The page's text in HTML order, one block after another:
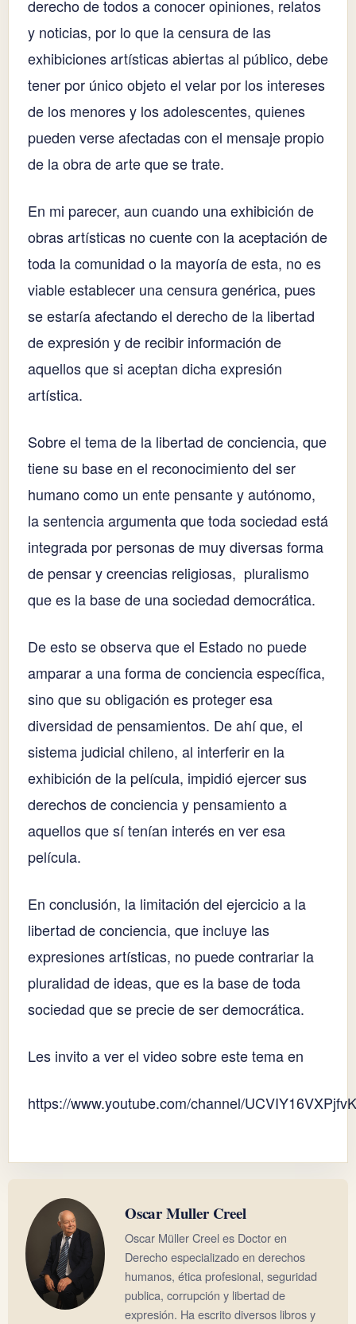
derecho de todos a conocer opiniones, relatos
y noticias, por lo que la censura de las
exhibiciones artísticas abiertas al público, debe
tener por único objeto el velar por los intereses
de los menores y los adolescentes, quienes
pueden verse afectadas con el mensaje propio
de la obra de arte que se trate.
En mi parecer, aun cuando una exhibición de
obras artísticas no cuente con la aceptación de
toda la comunidad o la mayoría de esta, no es
viable establecer una censura genérica, pues
se estaría afectando el derecho de la libertad
de expresión y de recibir información de
aquellos que si aceptan dicha expresión
artística.
Sobre el tema de la libertad de conciencia, que
tiene su base en el reconocimiento del ser
humano como un ente pensante y autónomo,
la sentencia argumenta que toda sociedad está
integrada por personas de muy diversas forma
de pensar y creencias religiosas, pluralismo
que es la base de una sociedad democrática.
De esto se observa que el Estado no puede
amparar a una forma de conciencia específica,
sino que su obligación es proteger esa
diversidad de pensamientos. De ahí que, el
sistema judicial chileno, al interferir en la
exhibición de la película, impidió ejercer sus
derechos de conciencia y pensamiento a
aquellos que sí tenían interés en ver esa
película.
En conclusión, la limitación del ejercicio a la
libertad de conciencia, que incluye las
expresiones artísticas, no puede contrariar la
pluralidad de ideas, que es la base de toda
sociedad que se precie de ser democrática.
Les invito a ver el video sobre este tema en
https://www.youtube.com/channel/
Oscar Muller Creel
Oscar Müller Creel es Doctor en
Derecho especializado en derechos
humanos, ética profesional, seguridad
publica, corrupción y libertad de
expresión. Ha escrito diversos libros y